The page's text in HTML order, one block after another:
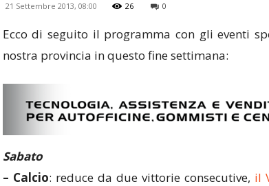
21 Settembre 2013, 08:00 26 0
Ecco di seguito il programma con gli eventi
nostra provincia in questo fine settimana:
Sabato
– Calcio: reduce da due vittorie consecutive, il